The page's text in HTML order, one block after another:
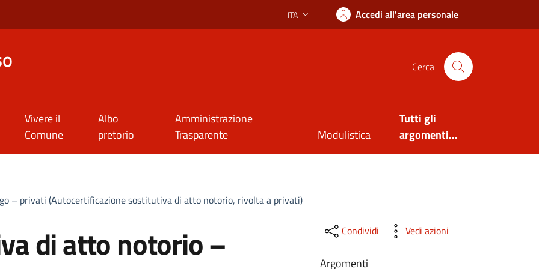
Lingua attiva:
ITA Accedi all'area personale
Cerca
Vivere il
Comune
Albo
pretorio
Amministrazione
Trasparente
Modulistica
Tutti gli
argomenti...
– privati (Autocertificazione sostitutiva di atto notorio, rivolta a privati)
di atto notorio –
Condividi Vedi azioni
Argomenti